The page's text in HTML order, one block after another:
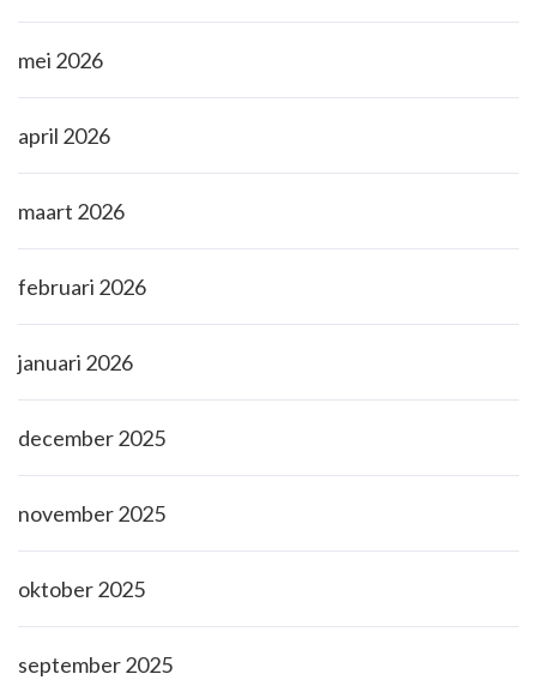
mei 2026
april 2026
maart 2026
februari 2026
januari 2026
december 2025
november 2025
oktober 2025
september 2025